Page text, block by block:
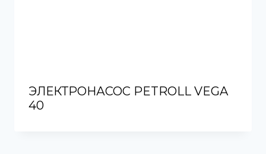
ЭЛЕКТРОНАСОС PETROLL VEGA
40